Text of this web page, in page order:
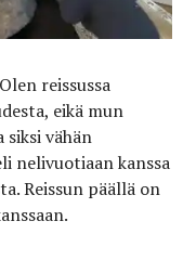
reissussa
eikä mun
vähän
nelivuotiaan kanssa
Reissun päällä on